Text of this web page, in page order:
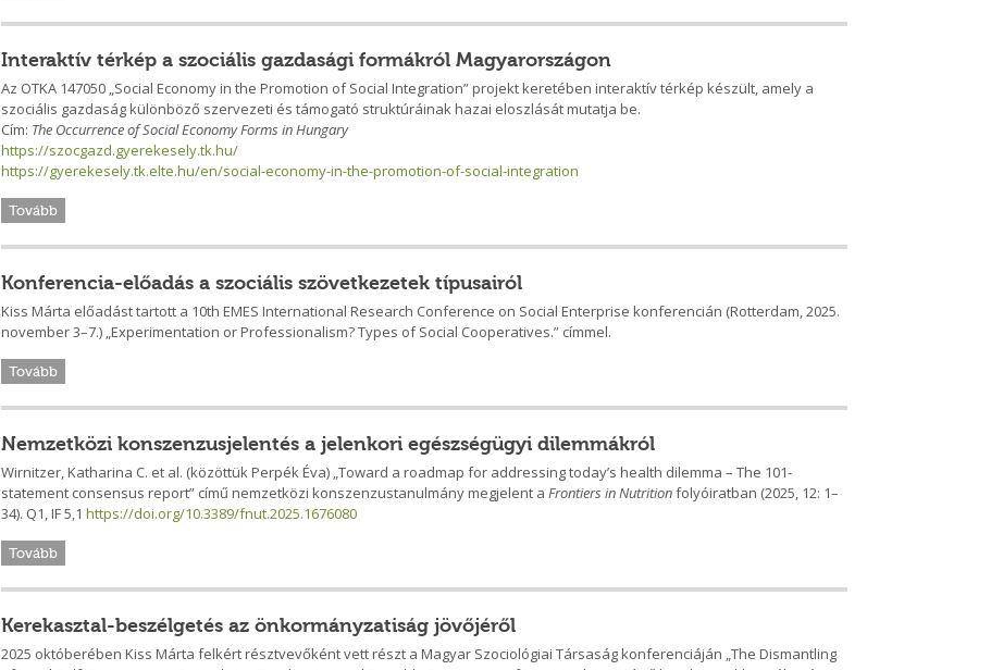
Interaktív térkép a szociális gazdasági formákról Magyarországon
Az OTKA 147050 „Social Economy in the Promotion of Social Integration” projekt keretében interaktív térkép készült, amely a
szociális gazdaság különböző szervezeti és támogató struktúráinak hazai eloszlását mutatja be.
Cím: The Occurrence of Social Economy Forms in Hungary
https://szocgazd.gyerekesely.tk.hu/
https://gyerekesely.tk.elte.hu/en/social-economy-in-the-promotion-of-social-integration
Tovább
Konferencia-előadás a szociális szövetkezetek típusairól
Kiss Márta előadást tartott a 10th EMES International Research Conference on Social Enterprise konferencián (Rotterdam, 2025.
november 3–7.) „Experimentation or Professionalism? Types of Social Cooperatives.” címmel.
Tovább
Nemzetközi konszenzusjelentés a jelenkori egészségügyi dilemmákról
Wirnitzer, Katharina C. et al. (közöttük Perpék Éva) „Toward a roadmap for addressing today’s health dilemma – The 101-
statement consensus report” című nemzetközi konszenzustanulmány megjelent aFrontiers in Nutritionfolyóiratban (2025, 12: 1–
34). Q1, IF 5,1https://doi.org/10.3389/fnut.2025.1676080
Tovább
Kerekasztal-beszélgetés az önkormányzatiság jövőjéről
2025 októberében Kiss Márta felkért résztvevőként vett részt a Magyar Szociológiai Társaság konferenciáján „The Dismantling